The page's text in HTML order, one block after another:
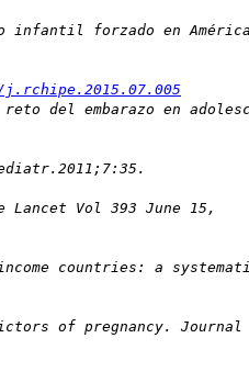
infantil forzado en
del embarazo en
Vol 393 June 15,
countries: a
of pregnancy. Journal